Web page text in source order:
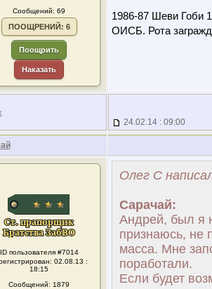
Сообщений: 69
ПООЩРЕНИЙ: 6
Поощрить
Наказать
1986-87 Шеви Гоби
ОИСБ. Рота
24.02.14 : 09:00
ID пользователя #7014
02.08.13 :
18:15
Сообщений: 1879
Олег С
Сарачай:
Андрей, был я
признаюсь, не
масса. Мне
поработали.
Если будет